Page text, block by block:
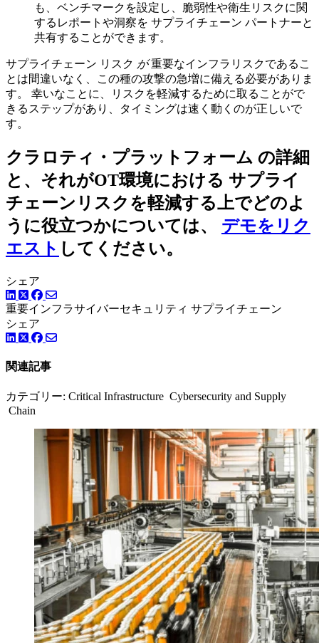
も、ベンチマークを設定し、脆弱性や衛生リスクに関
するレポートや洞察を サプライチェーン パートナーと
共有することができます。
サプライチェーン リスク が重要なインフラリスクであるこ
とは間違いなく、この種の攻撃の急増に備える必要がありま
す。 幸いなことに、リスクを軽減するために取ることがで
きるステップがあり、タイミングは速く動くのが正しいで
す。
クラロティ・プラットフォーム の詳細
と、それがOT環境における サプライ
チェーンリスクを軽減する上でどのよ
うに役立つかについては、 デモをリク
エスト してください。
シェア
LinkedIn
ツイッター
Facebook
重要インフラサイバーセキュリティ サプライチェーン
シェア
LinkedIn
ツイッター
Facebook
関連記事
カテゴリー: Critical Infrastructure Cybersecurity and Supply
Chain